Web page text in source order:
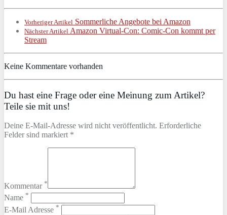
Vorheriger Artikel Sommerliche Angebote bei Amazon
Nächster Artikel Amazon Virtual-Con: Comic-Con kommt per
Stream
Keine Kommentare vorhanden
Du hast eine Frage oder eine Meinung zum Artikel?
Teile sie mit uns!
Deine E-Mail-Adresse wird nicht veröffentlicht. Erforderliche
Felder sind markiert *
Kommentar *
Name *
E-Mail Adresse *